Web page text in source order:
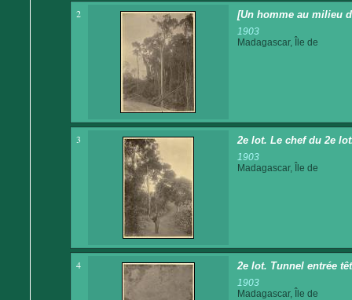
2 [Un homme au milieu
1903
Madagascar, Île de
3 2e lot. Le chef du 2e
1903
Madagascar, Île de
4 2e lot. Tunnel entrée
1903
Madagascar, Île de